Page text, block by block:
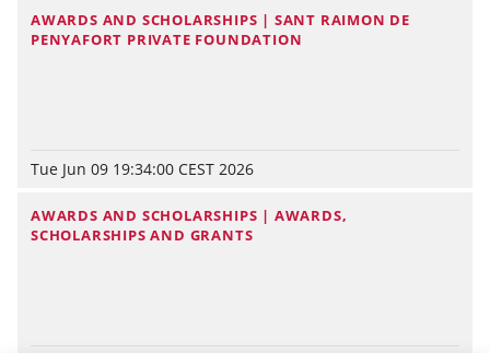
AWARDS AND SCHOLARSHIPS | SANT RAIMON DE
PENYAFORT PRIVATE FOUNDATION
Tue Jun 09 19:34:00 CEST 2026
AWARDS AND SCHOLARSHIPS | AWARDS,
SCHOLARSHIPS AND GRANTS